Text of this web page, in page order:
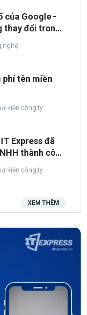
của Google -
thay đổi trong
nghệ
phí tên miền
kiện công ty
Express đã
thành công
kiện công ty
XEM THÊM